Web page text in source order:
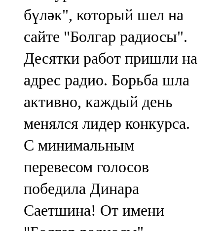
106,2 FM
Минзәлә
107,3 FM
Мөслим
100,0 FM
Нурлат
104,7 FM
Олы Әтнә
71,42 FM
Сарман
бүләк", который шел на
сайте "Болгар радиосы".
Десятки работ пришли на
адрес радио. Борьба шла
активно, каждый день
менялся лидер конкурса.
С минимальным
перевесом голосов
победила Динара
Саетшина! От имени